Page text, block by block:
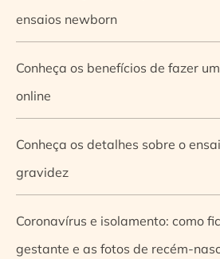
ensaios newborn
Conheça os benefícios de fazer
online
Conheça os detalhes sobre o
gravidez
Coronavírus e isolamento: como
gestante e as fotos de recém-